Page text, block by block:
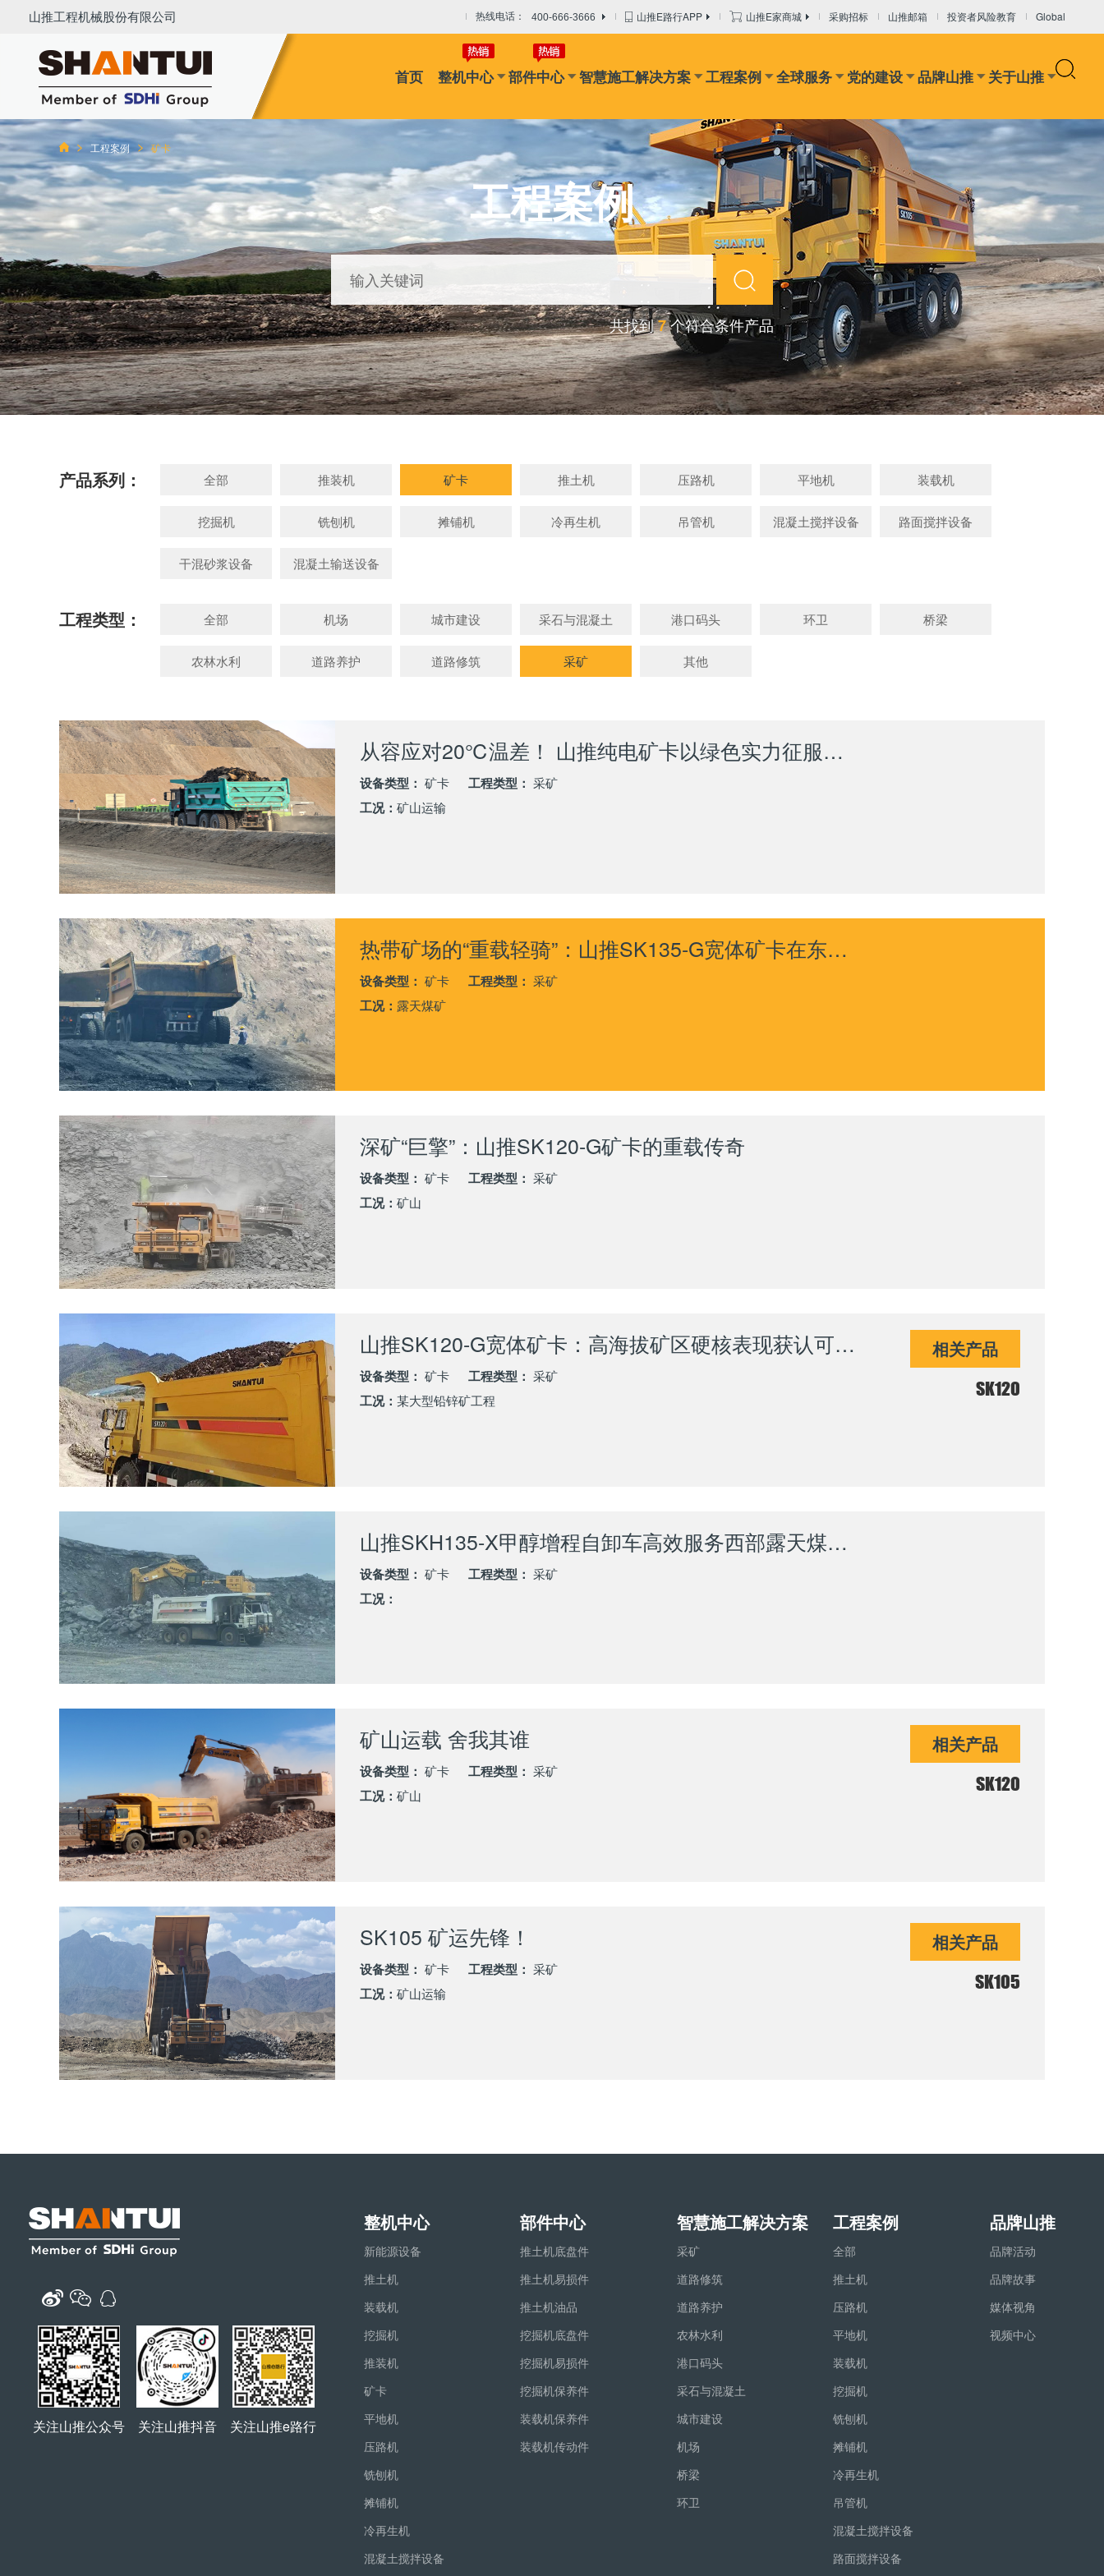
山推工程机械股份有限公司 热线电话： 400-666-3666 山推E路行APP 山推E家商城 采购招标 山推邮箱 投资者风险教育 Global
首页 整机中心 部件中心 智慧施工解决方案 工程案例 全球服务 党的建设 品牌山推 关于山推
推土机 压路机 平地机 装载机 摊铺机 混凝土搅拌设备 路面搅拌设备 干混砂浆设备 混凝土输送设备 推装机
工程案例 矿卡
工程案例
共找到7个符合条件产品
产品系列： 全部 推装机 矿卡 推土机 压路机 平地机 装载机
挖掘机 铣刨机 摊铺机 冷再生机 吊管机 混凝土搅拌设备 路面搅拌设备
干混砂浆设备 混凝土输送设备
工程类型： 全部 机场 城市建设 采石与混凝土 港口码头 环卫 桥梁
农林水利 道路养护 道路修筑 采矿 其他
从容应对20℃温差！ 山推纯电矿卡以绿色实力征服西北矿区
设备类型： 矿卡 工程类型： 采矿
工况： 矿山运输
热带矿场的“重载轻骑”：山推SK135-G宽体矿卡在东南亚大型煤矿交出卓越答卷
设备类型： 矿卡 工程类型： 采矿
工况： 露天煤矿
深矿“巨擎”：山推SK120-G矿卡的重载传奇
设备类型： 矿卡 工程类型： 采矿
工况： 矿山
山推SK120-G宽体矿卡：高海拔矿区硬核表现获认可，性能口碑双丰收
设备类型： 矿卡 工程类型： 采矿
工况： 某大型铅锌矿工程
相关产品
SK120
山推SKH135-X甲醇增程自卸车高效服务西部露天煤矿建设
设备类型： 矿卡 工程类型： 采矿
工况：
矿山运载 舍我其谁
设备类型： 矿卡 工程类型： 采矿
工况： 矿山
相关产品
SK120
SK105 矿运先锋！
设备类型： 矿卡 工程类型： 采矿
工况： 矿山运输
相关产品
SK105
关注山推公众号 关注山推抖音 关注山推e路行
整机中心
新能源设备
推土机
装载机
挖掘机
推装机
矿卡
平地机
压路机
铣刨机
摊铺机
冷再生机
混凝土搅拌设备
部件中心
推土机底盘件
推土机易损件
推土机油品
挖掘机底盘件
挖掘机易损件
挖掘机保养件
装载机保养件
装载机传动件
智慧施工解决方案
采矿
道路修筑
道路养护
农林水利
港口码头
采石与混凝土
城市建设
机场
桥梁
环卫
工程案例
全部
推土机
压路机
平地机
装载机
挖掘机
铣刨机
摊铺机
冷再生机
吊管机
混凝土搅拌设备
路面搅拌设备
品牌山推
品牌活动
品牌故事
媒体视角
视频中心